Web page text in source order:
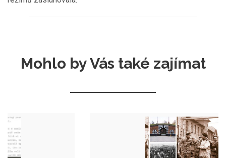
Mohlo by Vás také zajímat